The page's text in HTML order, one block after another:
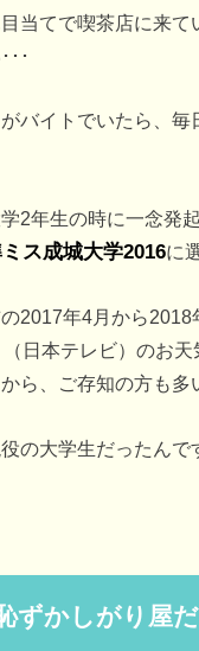
当てで喫茶店に来て
･･
バイトでいたら、毎
2年生の時に一念発
ス成城大学2016に
2017年4月から2018
（日本テレビ）のお
ら、ご存知の方も多
の大学生だったんで
ずかしがり屋